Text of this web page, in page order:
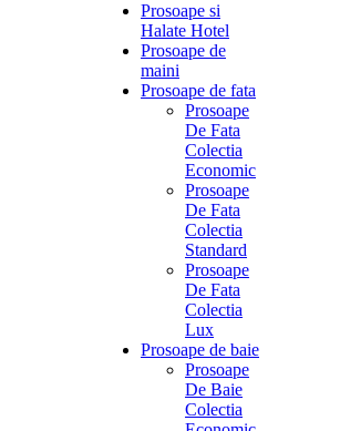
Prosoape si
Halate Hotel
Prosoape de
maini
Prosoape de fata
Prosoape
De Fata
Colectia
Economic
Prosoape
De Fata
Colectia
Standard
Prosoape
De Fata
Colectia
Lux
Prosoape de baie
Prosoape
De Baie
Colectia